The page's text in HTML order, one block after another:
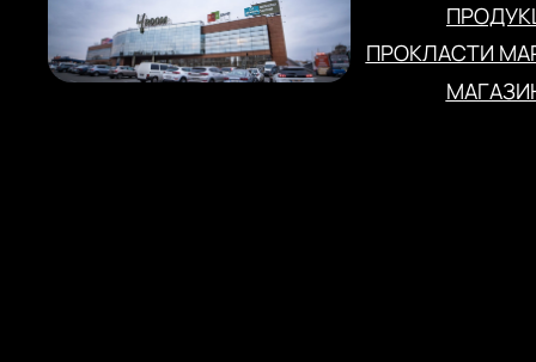
ПРОКЛАСТИ